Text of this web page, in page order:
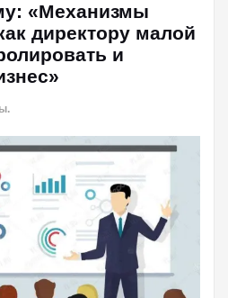
«Механизмы
директору малой
и